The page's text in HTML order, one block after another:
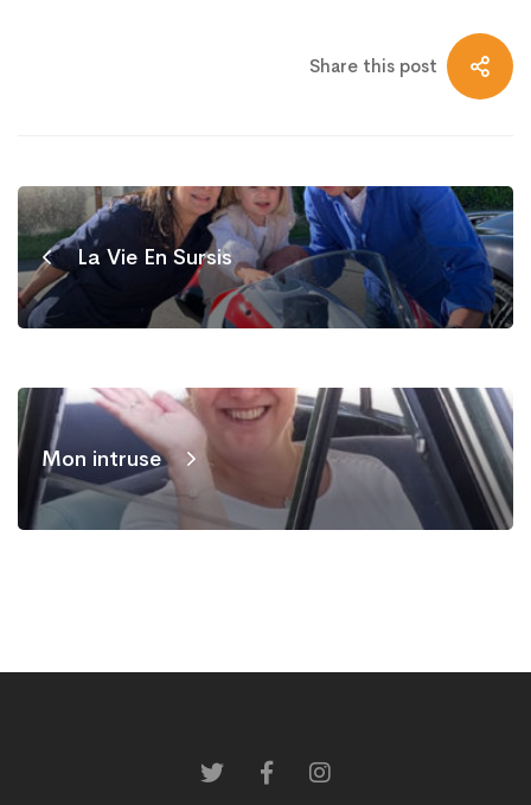
Share this post
La Vie En Sursis
Mon intruse